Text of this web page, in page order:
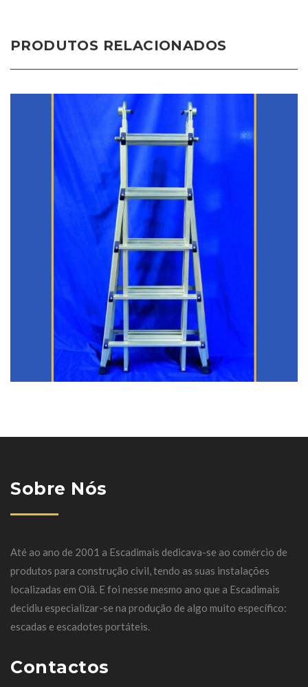
PRODUTOS RELACIONADOS
Sobre Nós
Até ao ano de 2001 a Escadimais dedicava-se ao comércio de
produtos para construção civil, tendo as suas instalações
localizadas em Oiã. E foi nesse mesmo ano que a Escadimais
decidiu especializar-se na produção de algo muito específico:
escadas e escadotes portáteis.
Contactos